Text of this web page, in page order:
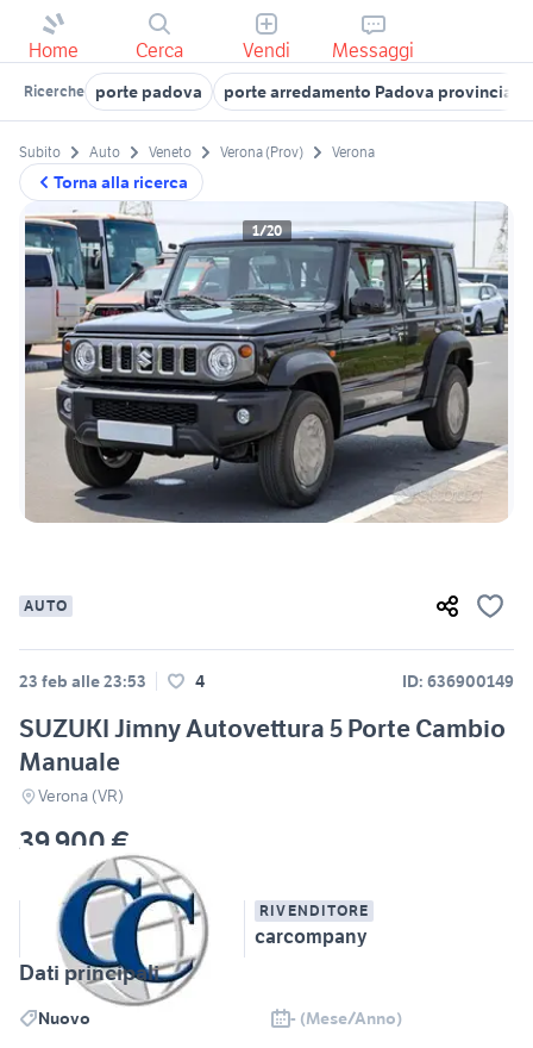
Home Cerca Vendi Messaggi
Ricerche porte padova porte arredamento Padova provincia
Torna alla ricerca
Subito Auto Veneto Verona (Prov) Verona
1/20
AUTO
23 feb alle 23:53 4 ID: 636900149
SUZUKI Jimny Autovettura 5 Porte Cambio
Manuale
Verona (VR)
39.900 €
RIVENDITORE
carcompany
Dati principali
Nuovo
- (Mese/Anno)